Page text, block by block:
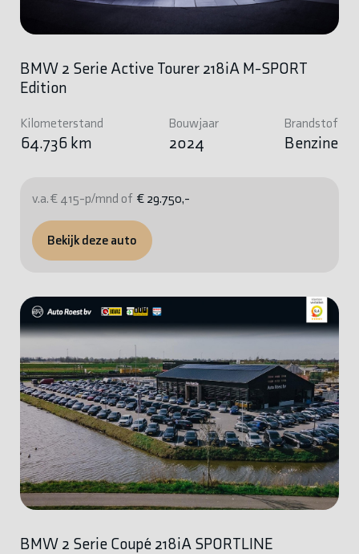
BMW 2 Serie Active Tourer 218iA M-SPORT
Edition
Kilometerstand
64.736 km
Bouwjaar
2024
Brandstof
Benzine
v.a. € 415-p/mnd of € 29.750,-
Bekijk deze auto
BMW 2 Serie Coupé 218iA SPORTLINE